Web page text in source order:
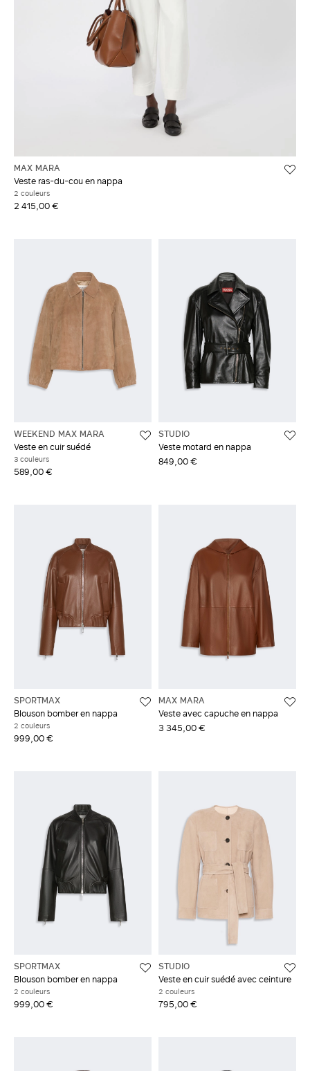
MAX MARA
Veste ras-du-cou en nappa
2 couleurs
2 415,00 €
WEEKEND MAX MARA
Veste en cuir suédé
3 couleurs
589,00 €
STUDIO
Veste motard en nappa
849,00 €
SPORTMAX
Blouson bomber en nappa
2 couleurs
999,00 €
MAX MARA
Veste avec capuche en nappa
3 345,00 €
SPORTMAX
Blouson bomber en nappa
2 couleurs
999,00 €
STUDIO
Veste en cuir suédé avec ceinture
2 couleurs
795,00 €